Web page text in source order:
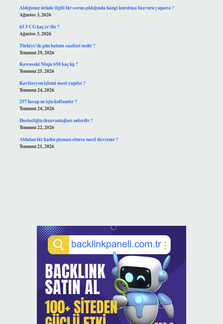
Aldığımız ürünle ilgili bir sorun çıktığında hangi kuruluşa başvuru yaparız ?
Ağustos 3, 2026
65 5 CG kaç cc’dir ?
Ağustos 3, 2026
Türkiye’de gün batımı saatleri nedir ?
Temmuz 29, 2026
Kawasaki Ninja 650 kaç kg ?
Temmuz 25, 2026
Kavitasyon işlemi nasıl yapılır ?
Temmuz 24, 2026
257 hesap ne için kullanılır ?
Temmuz 24, 2026
Hostesliğin dezavantajları nelerdir ?
Temmuz 22, 2026
Aldatan bir kadın pişman olursa nasıl davranır ?
Temmuz 21, 2026